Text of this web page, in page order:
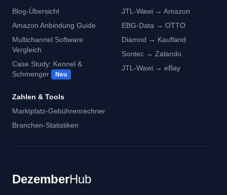
Blog-Übersicht
Amazon Anbindung Guide
Multichannel Software
Vergleich
Case Study: Kennel &
Schmenger
Neu
Zahlen & Tools
Marktplatz-Gebührenrechner
Branchen-Statistiken
JTL-Wawi → Amazon
EBG-Data → OTTO
Diamod → Kaufland
Sontec → Zalando
JTL-Wawi → eBay
DezemberHub